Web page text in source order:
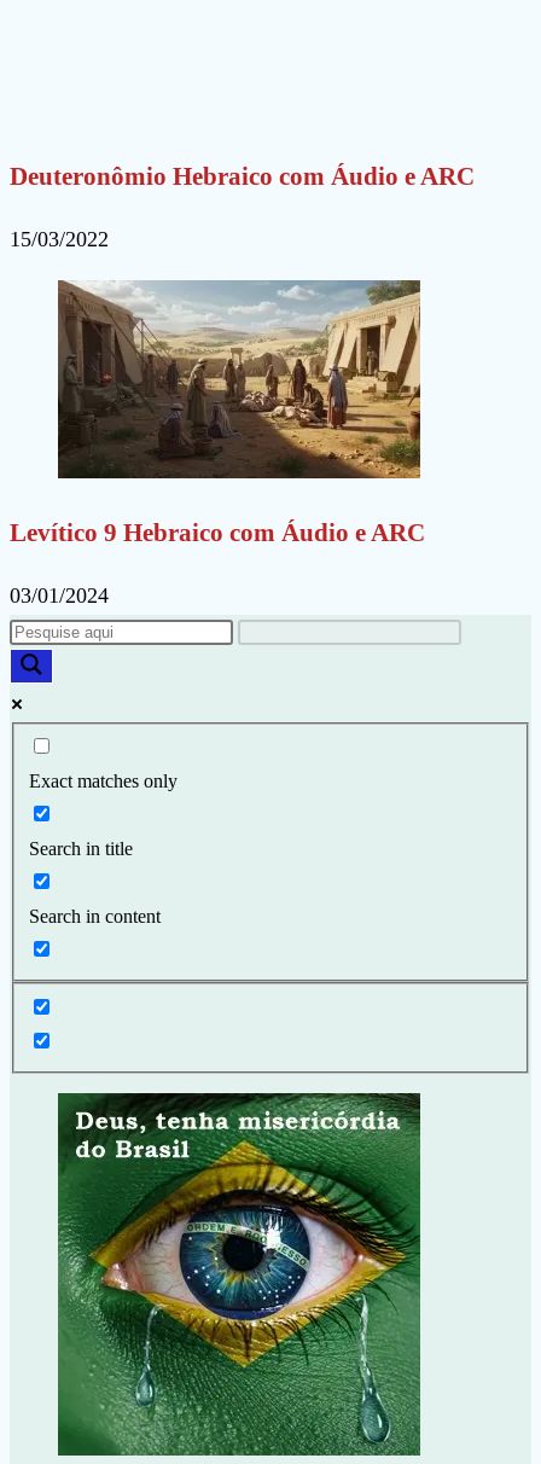
Deuteronômio Hebraico com Áudio e ARC
15/03/2022
Levítico 9 Hebraico com Áudio e ARC
03/01/2024
Exact matches only
Search in title
Search in content